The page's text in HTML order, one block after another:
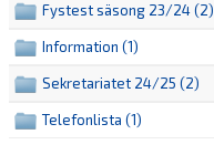
KONTAKT
Fystest säsong 23/24 (2)
Information (1)
Sekretariatet 24/25 (2)
Telefonlista (1)